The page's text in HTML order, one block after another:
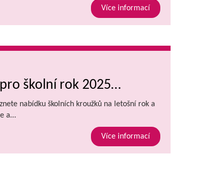
Více informací
školní rok 2025…
nabídku školních kroužků na letošní rok a
a…
Více informací